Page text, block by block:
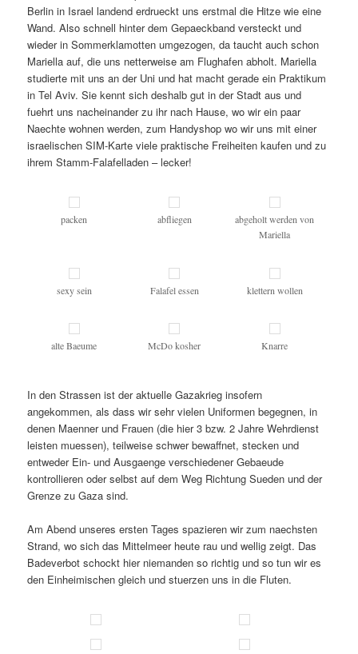
Berlin in Israel landend erdrueckt uns erstmal die Hitze wie eine
Wand. Also schnell hinter dem Gepaeckband versteckt und
wieder in Sommerklamotten umgezogen, da taucht auch schon
Mariella auf, die uns netterweise am Flughafen abholt. Mariella
studierte mit uns an der Uni und hat macht gerade ein Praktikum
in Tel Aviv. Sie kennt sich deshalb gut in der Stadt aus und
fuehrt uns nacheinander zu ihr nach Hause, wo wir ein paar
Naechte wohnen werden, zum Handyshop wo wir uns mit einer
israelischen SIM-Karte viele praktische Freiheiten kaufen und zu
ihrem Stamm-Falafelladen – lecker!
packen abfliegen
abgeholt werden von
Mariella
sexy sein Falafel essen klettern wollen
alte Baeume McDo kosher Knarre
In den Strassen ist der aktuelle Gazakrieg insofern
angekommen, als dass wir sehr vielen Uniformen begegnen, in
denen Maenner und Frauen (die hier 3 bzw. 2 Jahre Wehrdienst
leisten muessen), teilweise schwer bewaffnet, stecken und
entweder Ein- und Ausgaenge verschiedener Gebaeude
kontrollieren oder selbst auf dem Weg Richtung Sueden und der
Grenze zu Gaza sind.
Am Abend unseres ersten Tages spazieren wir zum naechsten
Strand, wo sich das Mittelmeer heute rau und wellig zeigt. Das
Badeverbot schockt hier niemanden so richtig und so tun wir es
den Einheimischen gleich und stuerzen uns in die Fluten.